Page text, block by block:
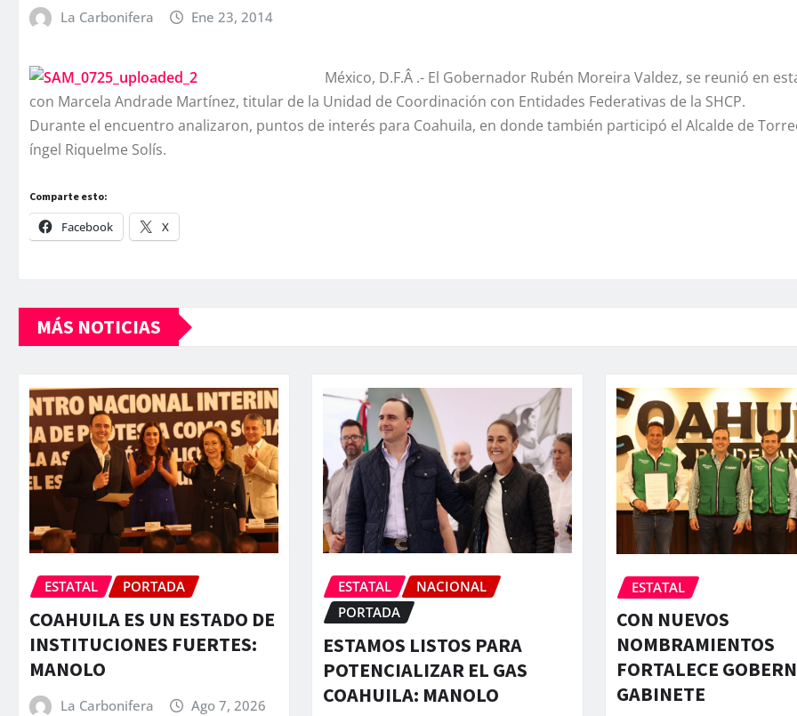
La Carbonifera Ene 23, 2014
México, D.F.Â .- El Gobernador Rubén Moreira Valdez, se reunió en
con Marcela Andrade Martí­nez, titular de la Unidad de Coordinación con Entidades Federativas de la SHCP.
Durante el encuentro analizaron, puntos de interés para Coahuila, en donde también participó el Alcalde de
íngel Riquelme Solí­s.
Comparte esto:
Facebook X
MÁS NOTICIAS
ESTATAL PORTADA
COAHUILA ES UN ESTADO DE
INSTITUCIONES FUERTES:
MANOLO
La Carbonifera Ago 7, 2026
ESTATAL
NACIONAL
PORTADA
ESTAMOS LISTOS PARA
POTENCIALIZAR EL GAS
COAHUILA: MANOLO
ESTATAL
CON NUEVOS
NOMBRAMIENTOS
FORTALECE
GABINETE